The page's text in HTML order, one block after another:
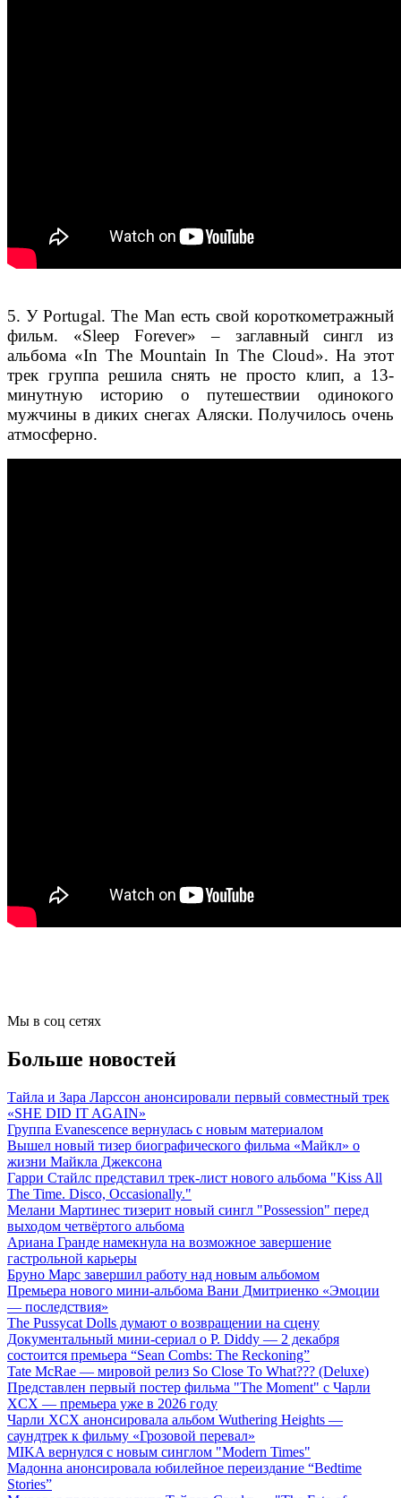
5. У Portugal. The Man есть свой короткометражный
фильм. «Sleep Forever» – заглавный сингл из
альбома «In The Mountain In The Cloud». На этот
трек группа решила снять не просто клип, а 13-
минутную историю о путешествии одинокого
мужчины в диких снегах Аляски. Получилось очень
атмосферно.
Мы в соц сетях
Больше новостей
Тайла и Зара Ларссон анонсировали первый совместный трек
«SHE DID IT AGAIN»
Группа Evanescence вернулась с новым материалом
Вышел новый тизер биографического фильма «Майкл» о
жизни Майкла Джексона
Гарри Стайлс представил трек-лист нового альбома "Kiss All
The Time. Disco, Occasionally."
Мелани Мартинес тизерит новый сингл "Possession" перед
выходом четвёртого альбома
Ариана Гранде намекнула на возможное завершение
гастрольной карьеры
Бруно Марс завершил работу над новым альбомом
Премьера нового мини-альбома Вани Дмитриенко «Эмоции
— последствия»
The Pussycat Dolls думают о возвращении на сцену
Документальный мини-сериал о P. Diddy — 2 декабря
состоится премьера “Sean Combs: The Reckoning”
Tate McRae — мировой релиз So Close To What??? (Deluxe)
Представлен первый постер фильма "The Moment" с Чарли
XCX — премьера уже в 2026 году
Чарли XCX анонсировала альбом Wuthering Heights —
саундтрек к фильму «Грозовой перевал»
MIKA вернулся с новым синглом "Modern Times"
Мадонна анонсировала юбилейное переиздание “Bedtime
Stories”